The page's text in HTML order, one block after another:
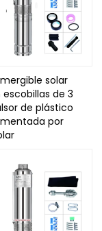
solar
de 3
de plástico
por